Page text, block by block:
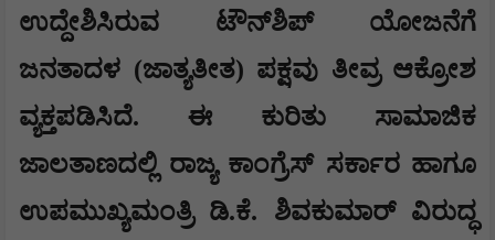
ಉದ್ದೇಶಿಸಿರುವ ಟೌನ್‌ಶಿಪ್ ಯೋಜನೆಗೆ
ಜನತಾದಳ (ಜಾತ್ಯತೀತ) ಪಕ್ಷವು ತೀವ್ರ ಆಕ್ರೋಶ
ವ್ಯಕ್ತಪಡಿಸಿದೆ. ಈ ಕುರಿತು ಸಾಮಾಜಿಕ
ಜಾಲತಾಣದಲ್ಲಿ ರಾಜ್ಯ ಕಾಂಗ್ರೆಸ್ ಸರ್ಕಾರ ಹಾಗೂ
ಉಪಮುಖ್ಯಮಂತ್ರಿ ಡಿ.ಕೆ. ಶಿವಕುಮಾರ್ ವಿರುದ್ಧ